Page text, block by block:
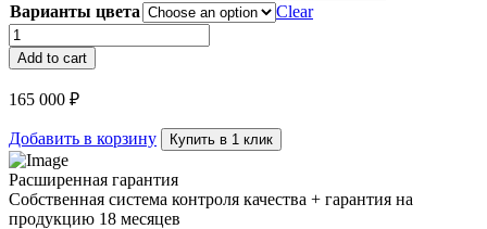
Варианты цвета
Clear
Люстра
OLIVIA
прямоугольная
quantity
Add to cart
165 000 ₽
Добавить в корзину Купить в 1 клик
Расширенная гарантия
Собственная система контроля качества + гарантия на
продукцию 18 месяцев